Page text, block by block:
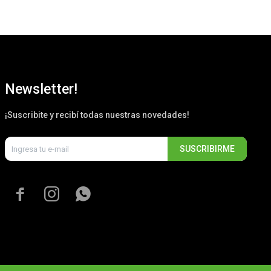
Newsletter!
¡Suscribite y recibí todas nuestras novedades!
SUSCRIBIRME
  